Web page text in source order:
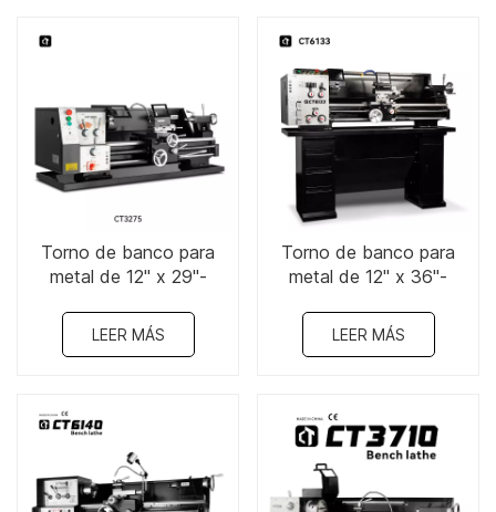
Torno de banco para
metal de 12" x 29"-
LEER MÁS
Torno de banco para
metal de 12" x 36"-
LEER MÁS